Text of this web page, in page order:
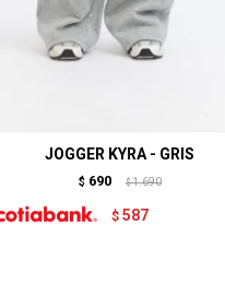
JOGGER KYRA - GRIS
$ 690 $ 1.690
$ 587